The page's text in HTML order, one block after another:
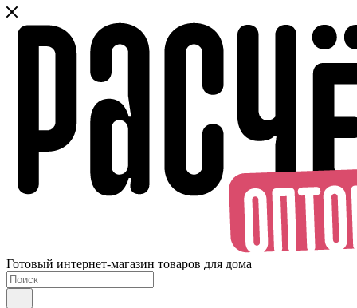
Готовый интернет-магазин товаров для дома